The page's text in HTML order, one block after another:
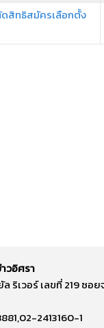
ดสิทธิสมัครเลือกตั้ง
วอิศรา
ล ริเวอร์ เลขที่ 219
2413160-1